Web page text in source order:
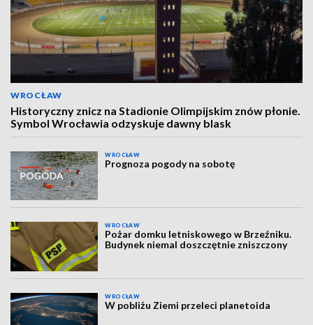
WROCŁAW
Historyczny znicz na Stadionie Olimpijskim znów płonie.
Symbol Wrocławia odzyskuje dawny blask
WROCŁAW
Prognoza pogody na sobotę
WROCŁAW
Pożar domku letniskowego w Brzeźniku.
Budynek niemal doszczętnie zniszczony
WROCŁAW
W pobliżu Ziemi przeleci planetoida